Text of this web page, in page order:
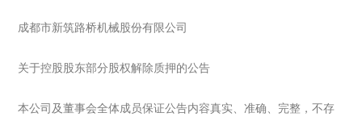
成都市新筑路桥机械股份有限公司
关于控股股东部分股权解除质押的公告
本公司及董事会全体成员保证公告内容真实、准确、完整，不存